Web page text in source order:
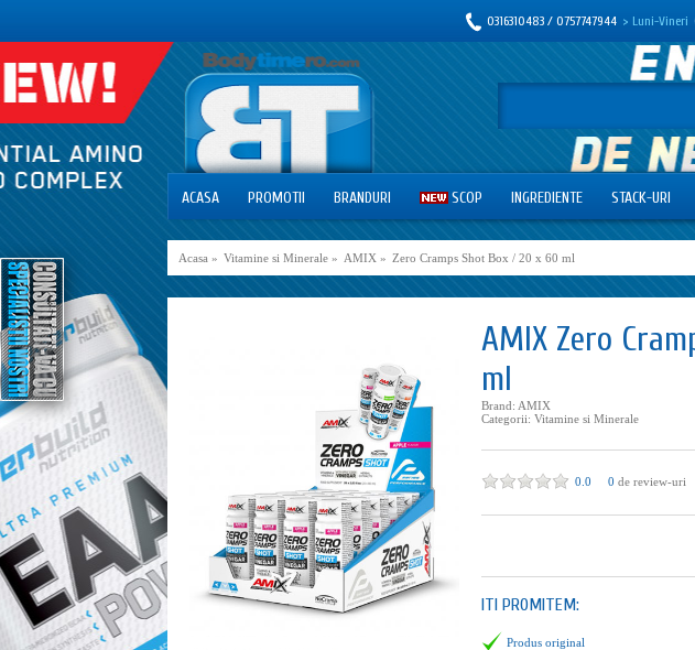
0316310483 / 0757747944 > Luni-Vineri
ACASA PROMOTII BRANDURI SCOP INGREDIENTE STACK-URI
Acasa » Vitamine si Minerale » AMIX » Zero Cramps Shot Box / 20 x 60 ml
AMIX Zero
ml
Brand: AMIX
Categorii: Vitamine si Minerale
0.0 0 de review-uri
ITI PROMITEM:
Produs original